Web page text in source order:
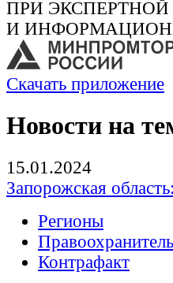
ПРИ ЭКСПЕРТНОЙ
И
Скачать приложение
Новости на
15.01.2024
Запорожская
Регионы
Контрафакт